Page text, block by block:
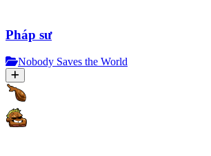
Pháp sư
Nobody Saves the World